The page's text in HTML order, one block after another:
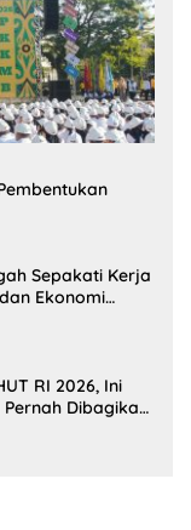
Sepakati Kerja
Ekonomi
RI 2026, Ini
Dibagikan